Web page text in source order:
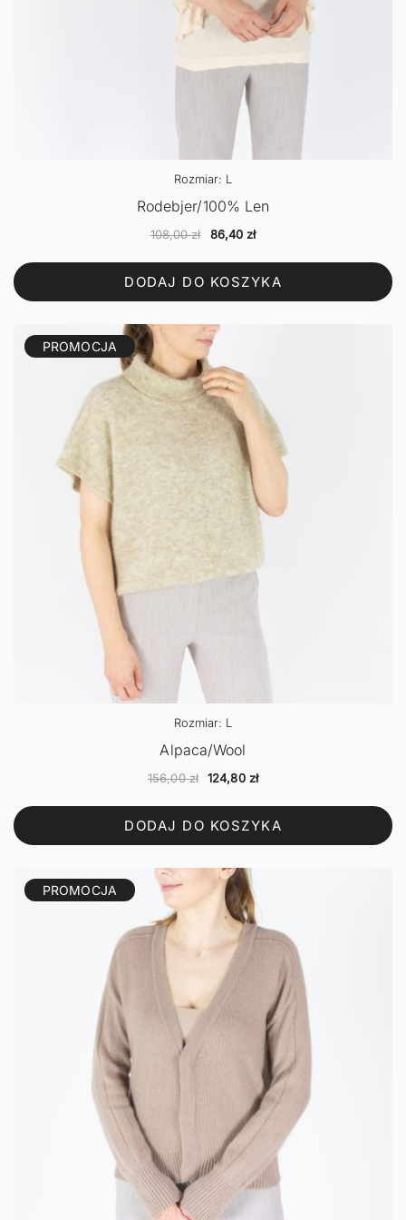
Rozmiar: L
Rodebjer/100% Len
108,00zł
Pierwotna
wynosiła:
108,00 zł.
86,40 złAktualna
wynosi:
86,40 zł.
DODAJ DO KOSZYKA
PROMOCJA
Rozmiar: L
Alpaca/Wool
156,00zł
Pierwotna
wynosiła:
156,00 zł.
124,80 złAktualna
wynosi:
124,80 zł.
DODAJ DO KOSZYKA
PROMOCJA